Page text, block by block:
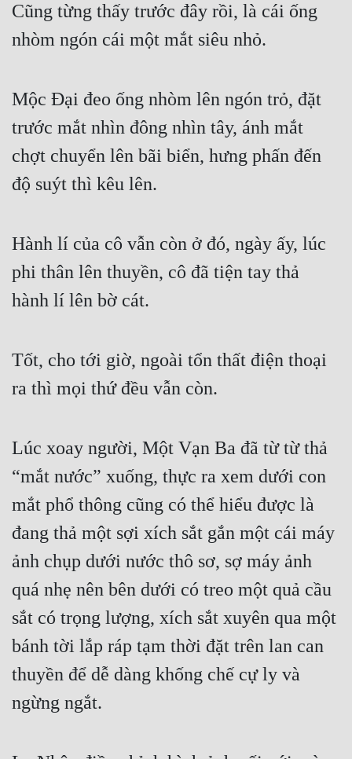
Cũng từng thấy trước đây rồi, là cái ống
nhòm ngón cái một mắt siêu nhỏ.
Mộc Đại đeo ống nhòm lên ngón trỏ, đặt
trước mắt nhìn đông nhìn tây, ánh mắt
chợt chuyển lên bãi biển, hưng phấn đến
độ suýt thì kêu lên.
Hành lí của cô vẫn còn ở đó, ngày ấy, lúc
phi thân lên thuyền, cô đã tiện tay thả
hành lí lên bờ cát.
Tốt, cho tới giờ, ngoài tổn thất điện thoại
ra thì mọi thứ đều vẫn còn.
Lúc xoay người, Một Vạn Ba đã từ từ thả
“mắt nước” xuống, thực ra xem dưới con
mắt phổ thông cũng có thể hiểu được là
đang thả một sợi xích sắt gắn một cái máy
ảnh chụp dưới nước thô sơ, sợ máy ảnh
quá nhẹ nên bên dưới có treo một quả cầu
sắt có trọng lượng, xích sắt xuyên qua một
bánh tời lắp ráp tạm thời đặt trên lan can
thuyền để dễ dàng khống chế cự ly và
ngừng ngắt.